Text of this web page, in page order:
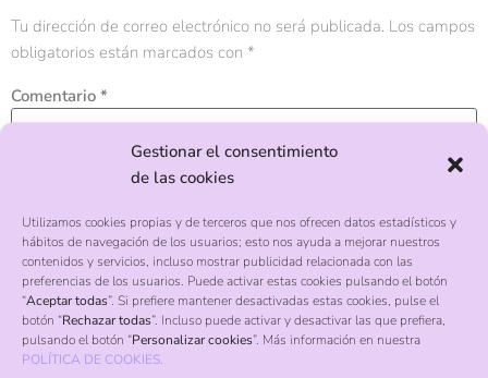
Gestionar el consentimiento
de las cookies
Utilizamos cookies propias y de terceros que nos ofrecen datos estadísticos y
hábitos de navegación de los usuarios; esto nos ayuda a mejorar nuestros
contenidos y servicios, incluso mostrar publicidad relacionada con las
preferencias de los usuarios. Puede activar estas cookies pulsando el botón
“Aceptar todas”. Si prefiere mantener desactivadas estas cookies, pulse el
botón “Rechazar todas”. Incluso puede activar y desactivar las que prefiera,
pulsando el botón “Personalizar cookies”. Más información en nuestra
POLÍTICA DE COOKIES.
Tu dirección de correo electrónico no será publicada. Los campos
obligatorios están marcados con *
Comentario *